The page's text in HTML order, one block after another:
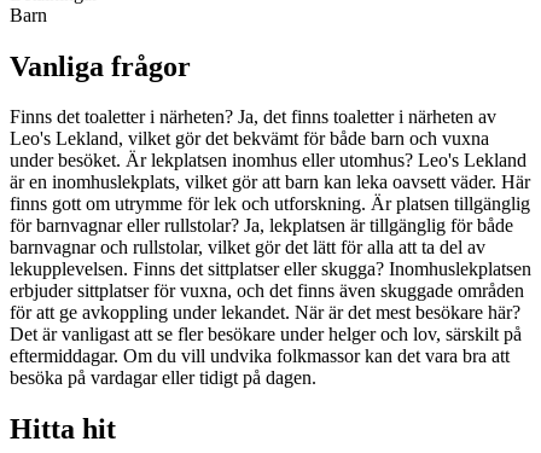
Barn
Vanliga frågor
Finns det toaletter i närheten? Ja, det finns toaletter i närheten av
Leo's Lekland, vilket gör det bekvämt för både barn och vuxna
under besöket. Är lekplatsen inomhus eller utomhus? Leo's Lekland
är en inomhuslekplats, vilket gör att barn kan leka oavsett väder. Här
finns gott om utrymme för lek och utforskning. Är platsen tillgänglig
för barnvagnar eller rullstolar? Ja, lekplatsen är tillgänglig för både
barnvagnar och rullstolar, vilket gör det lätt för alla att ta del av
lekupplevelsen. Finns det sittplatser eller skugga? Inomhuslekplatsen
erbjuder sittplatser för vuxna, och det finns även skuggade områden
för att ge avkoppling under lekandet. När är det mest besökare här?
Det är vanligast att se fler besökare under helger och lov, särskilt på
eftermiddagar. Om du vill undvika folkmassor kan det vara bra att
besöka på vardagar eller tidigt på dagen.
Hitta hit